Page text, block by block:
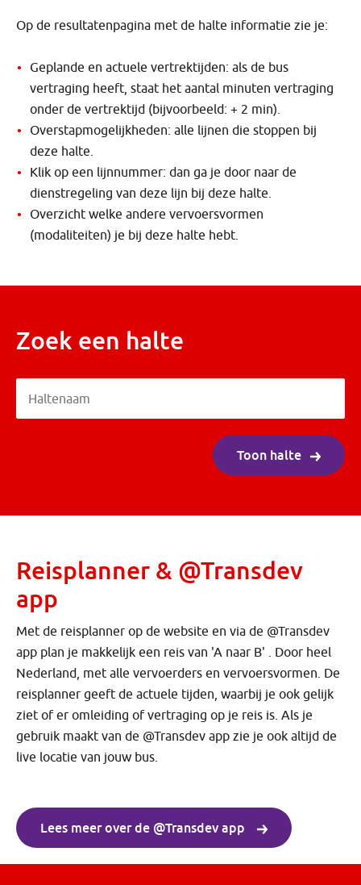
Op de resultatenpagina met de halte informatie zie je:
Geplande en actuele vertrektijden: als de bus
vertraging heeft, staat het aantal minuten vertraging
onder de vertrektijd (bijvoorbeeld: + 2 min).
Overstapmogelijkheden: alle lijnen die stoppen bij
deze halte.
Klik op een lijnnummer: dan ga je door naar de
dienstregeling van deze lijn bij deze halte.
​Overzicht welke andere vervoersvormen
(modaliteiten) je bij deze halte hebt.
Zoek een halte
Haltenaam
Toon halte
Reisplanner & @Transdev
app
Met de reisplanner op de website en via de @Transdev
app plan je makkelijk een reis van 'A naar B' . Door heel
Nederland, met alle vervoerders en vervoersvormen. De
reisplanner geeft de actuele tijden, waarbij je ook gelijk
ziet of er omleiding of vertraging op je reis is. Als je
gebruik maakt van de @Transdev app zie je ook altijd de
live locatie van jouw bus.
Lees meer over de @Transdev app